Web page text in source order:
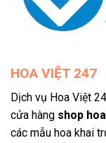
HOA VIỆT 247
Dịch vụ Hoa Việt
cửa hàng shop
các mẫu hoa khai